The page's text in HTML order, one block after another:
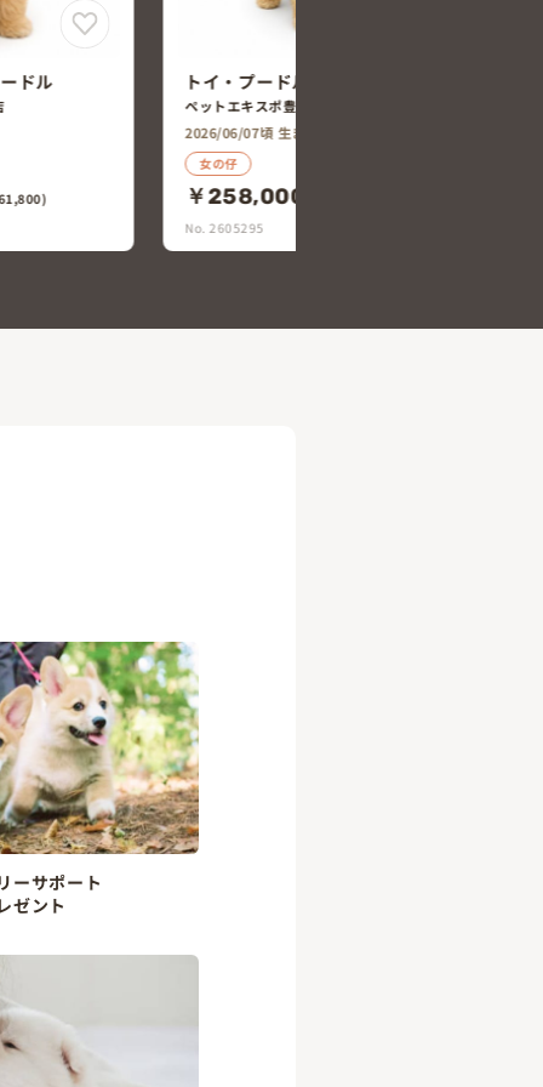
ション・フリー
橋店
込￥283,800)
ウエスト・ハイランド・ホワイト・
テリア×トイ・プードル
ペットエキスポ豊橋汐田橋店
2026/05/31頃 生まれ
女の仔
￥198,000
No. 2605354
ーサポート
ゼント